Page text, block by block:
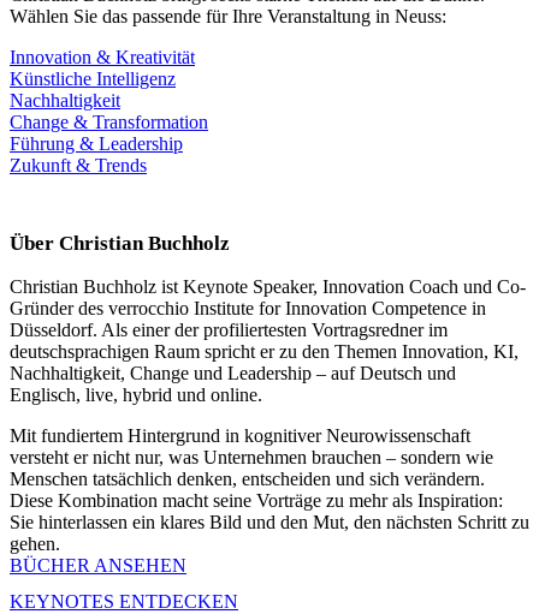
Wählen Sie das passende für Ihre Veranstaltung in Neuss:
Innovation & Kreativität
Künstliche Intelligenz
Nachhaltigkeit
Change & Transformation
Führung & Leadership
Zukunft & Trends
Über Christian Buchholz
Christian Buchholz ist Keynote Speaker, Innovation Coach und Co-
Gründer des verrocchio Institute for Innovation Competence in
Düsseldorf. Als einer der profiliertesten Vortragsredner im
deutschsprachigen Raum spricht er zu den Themen Innovation, KI,
Nachhaltigkeit, Change und Leadership – auf Deutsch und
Englisch, live, hybrid und online.
Mit fundiertem Hintergrund in kognitiver Neurowissenschaft
versteht er nicht nur, was Unternehmen brauchen – sondern wie
Menschen tatsächlich denken, entscheiden und sich verändern.
Diese Kombination macht seine Vorträge zu mehr als Inspiration:
Sie hinterlassen ein klares Bild und den Mut, den nächsten Schritt zu
gehen.
BÜCHER ANSEHEN
KEYNOTES ENTDECKEN